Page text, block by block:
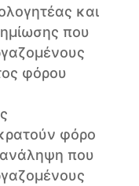
και
που
φόρου
φόρο
που